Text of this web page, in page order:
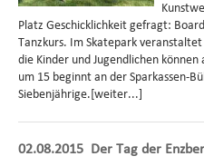
Platz Geschicklichkeit gefragt:
Tanzkurs. Im Skatepark
die Kinder und Jugendlichen
um 15 beginnt an der Sparkassen-
Siebenjährige.[weiter...]
02.08.2015 Der Tag der